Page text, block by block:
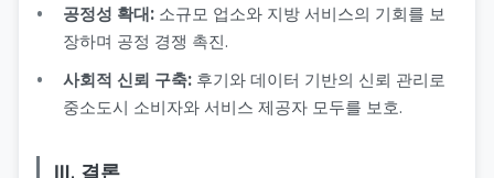
공정성 확대: 소규모 업소와 지방 서비스의 기회를 보
장하며 공정 경쟁 촉진.
사회적 신뢰 구축: 후기와 데이터 기반의 신뢰 관리로
중소도시 소비자와 서비스 제공자 모두를 보호.
Ⅲ. 결론